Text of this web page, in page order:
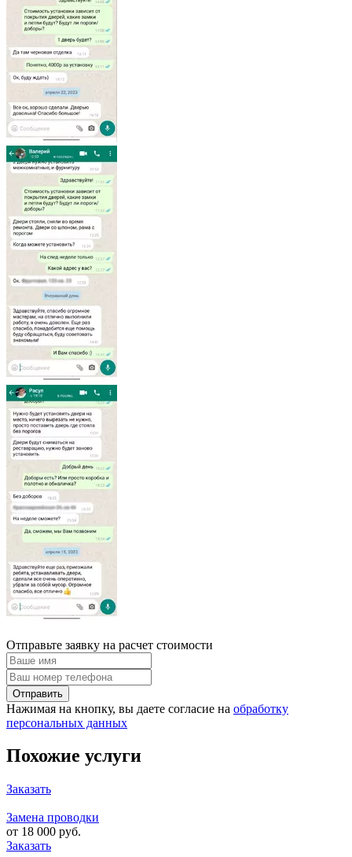
Отправьте заявку на расчет стоимости
Нажимая на кнопку, вы даете согласие на обработку
персональных данных
Похожие услуги
Заказать
Замена проводки
от 18 000 руб.
Заказать